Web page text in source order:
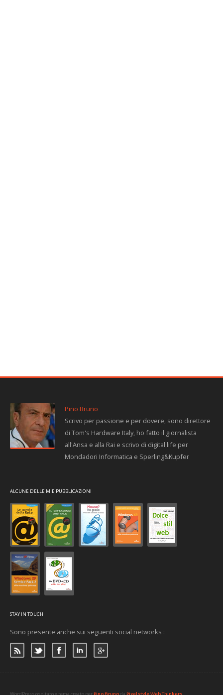
Pino Bruno
Scrivo per passione e per dovere, sono direttore
di Tom's Hardware Italy, ho fatto il giornalista
all'Ansa e alla Rai e scrivo di digital life per
Mondadori Informatica e Sperling&Kupfer
ALCUNE DELLE MIE PUBBLICAZIONI
STAY IN TOUCH
Sono presente anche sui seguenti social networks :